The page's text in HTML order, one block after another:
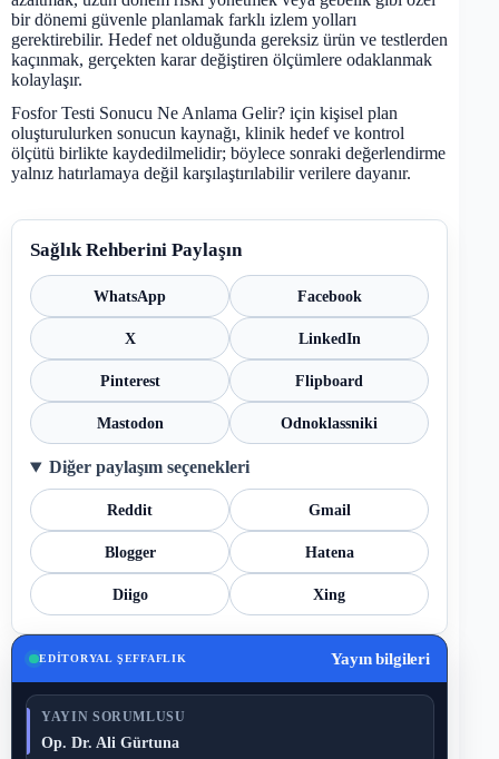
bir dönemi güvenle planlamak farklı izlem yolları
gerektirebilir. Hedef net olduğunda gereksiz ürün ve testlerden
kaçınmak, gerçekten karar değiştiren ölçümlere odaklanmak
kolaylaşır.
Fosfor Testi Sonucu Ne Anlama Gelir? için kişisel plan
oluşturulurken sonucun kaynağı, klinik hedef ve kontrol
ölçütü birlikte kaydedilmelidir; böylece sonraki değerlendirme
yalnız hatırlamaya değil karşılaştırılabilir verilere dayanır.
Sağlık Rehberini Paylaşın
WhatsApp Facebook
X LinkedIn
Pinterest Flipboard
Mastodon Odnoklassniki
Diğer paylaşım seçenekleri
Reddit Gmail
Blogger Hatena
Diigo Xing
EDITORYAL ŞEFFAFLIK Yayın bilgileri
YAYIN SORUMLUSU
Op. Dr. Ali Gürtuna